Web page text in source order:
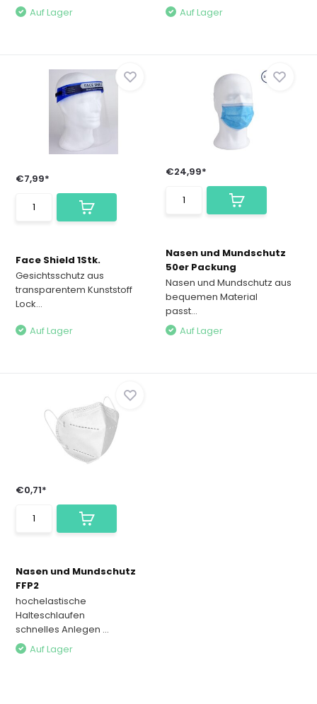
Auf Lager
Auf Lager
€7,99*
Face Shield 1Stk.
Gesichtsschutz aus
transparentem Kunststoff
Lock...
Auf Lager
€24,99*
Nasen und Mundschutz
50er Packung
Nasen und Mundschutz aus
bequemen Material
passt...
Auf Lager
€0,71*
Nasen und Mundschutz
FFP2
hochelastische
Halteschlaufen
schnelles Anlegen ...
Auf Lager